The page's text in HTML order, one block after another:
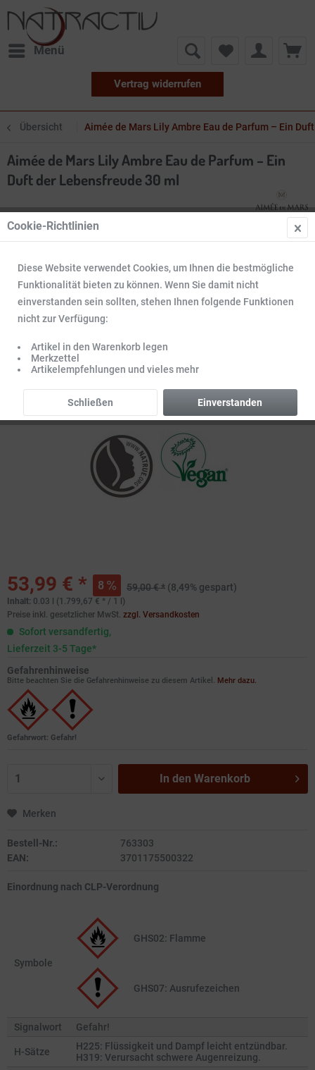
Menü
Vertrag widerrufen
Übersicht Aimée de Mars Lily Ambre Eau de Parfum – Ein
Aimée de Mars Lily Ambre Eau de Parfum – Ein
Duft der Lebensfreude 30 ml
53,99 € * 8 59,00 € * (8,49% gespart)
Inhalt: 0.03 l (1.799,67 € * / 1 l)
Preise inkl. gesetzlicher MwSt. zzgl. Versandkosten
Sofort versandfertig,
Lieferzeit 3-5 Tage*
Gefahrenhinweise
Bitte beachten Sie die Gefahrenhinweise zu diesem Artikel. Mehr dazu.
Gefahrwort: Gefahr!
In den Warenkorb
Merken
Bestell-Nr.:
763303
EAN:
3701175500322
Einordnung nach CLP-Verordnung
Symbole
GHS02: Flamme
GHS07: Ausrufezeichen
Signalwort Gefahr!
H-Sätze
H225: Flüssigkeit und Dampf leicht entzündbar.
H319: Verursacht schwere Augenreizung.
Cookie-Richtlinien
Diese Website verwendet Cookies, um Ihnen die bestmögliche
Funktionalität bieten zu können. Wenn Sie damit nicht
einverstanden sein sollten, stehen Ihnen folgende Funktionen
nicht zur Verfügung:
Artikel in den Warenkorb legen
Merkzettel
Artikelempfehlungen und vieles mehr
Einverstanden
Schließen